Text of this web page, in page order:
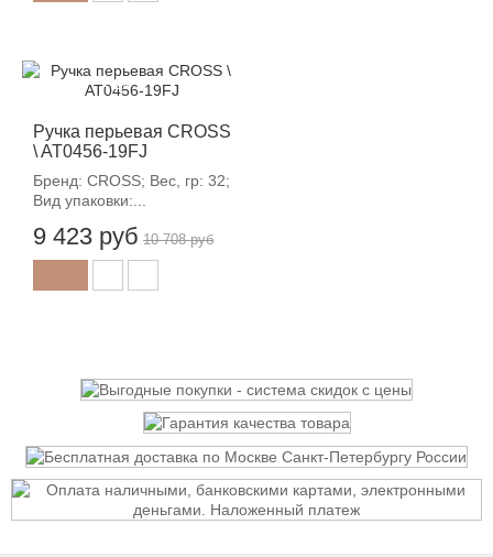
Ручка перьевая CROSS
\ AT0456-19FJ
Бренд: CROSS; Вес, гр: 32;
Вид упаковки:...
9 423 руб
-12%
10 708 руб